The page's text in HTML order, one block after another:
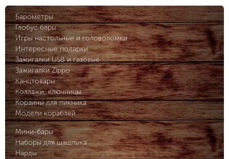
Барометры
Глобус бары
Игры настольные и головоломки
Интересные подарки
Зажигалки USB и газовые
Зажигалки Zippo
Канцтовары
Коллажи, ключницы
Корзины для пикника
Модели кораблей
Мини-бары
Наборы для шашлыка
Нарды